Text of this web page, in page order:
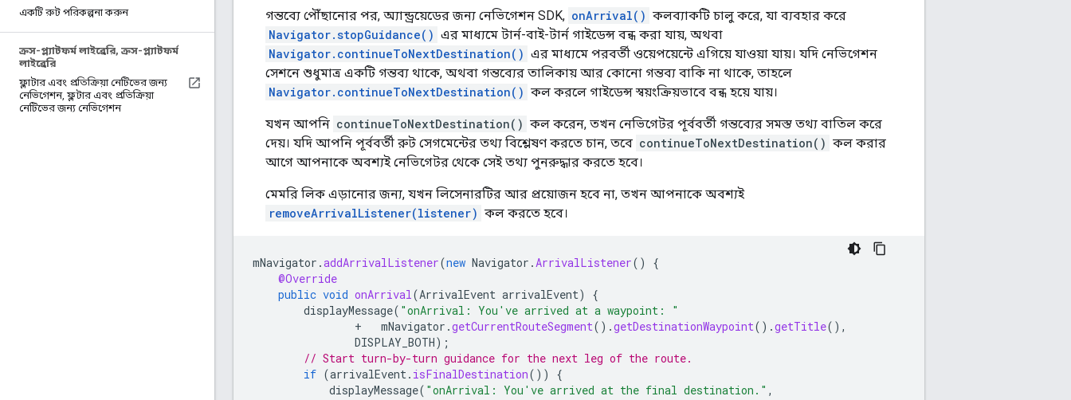
একটি রুট পরিকল্পনা করুন
ক্রস-প্ল্যাটফর্ম লাইব্রেরি, ক্রস-প্ল্যাটফর্ম
লাইব্রেরি
ফ্লাটার এবং প্রতিক্রিয়া নেটিভের জন্য
নেভিগেশন, ফ্লটার এবং প্রতিক্রিয়া
নেটিভের জন্য নেভিগেশন
গন্তব্যে পৌঁছানোর পর, অ্যান্ড্রয়েডের জন্য নেভিগেশন SDK, onArrival() কলব্যাকটি চালু করে, যা ব্যবহার করে
Navigator.stopGuidance() এর মাধ্যমে টার্ন-বাই-টার্ন গাইডেন্স বন্ধ করা যায়, অথবা
Navigator.continueToNextDestination() এর মাধ্যমে পরবর্তী ওয়েপয়েন্টে এগিয়ে যাওয়া যায়। যদি নেভিগেশন
সেশনে শুধুমাত্র একটি গন্তব্য থাকে, অথবা গন্তব্যের তালিকায় আর কোনো গন্তব্য বাকি না থাকে, তাহলে
Navigator.continueToNextDestination() কল করলে গাইডেন্স স্বয়ংক্রিয়ভাবে বন্ধ হয়ে যায়।
যখন আপনি continueToNextDestination() কল করেন, তখন নেভিগেটর পূর্ববর্তী গন্তব্যের সমস্ত তথ্য বাতিল করে
দেয়। যদি আপনি পূর্ববর্তী রুট সেগমেন্টের তথ্য বিশ্লেষণ করতে চান, তবে continueToNextDestination() কল করার
আগে আপনাকে অবশ্যই নেভিগেটর থেকে সেই তথ্য পুনরুদ্ধার করতে হবে।
মেমরি লিক এড়ানোর জন্য, যখন লিসেনারটির আর প্রয়োজন হবে না, তখন আপনাকে অবশ্যই
removeArrivalListener(listener) কল করতে হবে।
mNavigator .addArrivalListener(new Navigator .ArrivalListener()
{
@Override
public void onArrival(ArrivalEvent arrivalEvent)
{
displayMessage( "onArrival: You've arrived at a waypoint: "
+
mNavigator .getCurrentRouteSegment().getDestinationWaypoint().getTitle(),
DISPLAY_BOTH);
// Start turn-by-turn guidance for the next leg of the route.
if (arrivalEvent. isFinalDestination())
{
displayMessage( "onArrival: You've arrived at the final destination." ,